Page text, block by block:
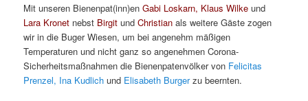
Mit unseren Bienenpat(inn)enGabi Loskarn, Klaus Wilke und
Lara Kronet nebst Birgit undChristian als weitere Gäste zogen
wir in die Buger Wiesen, um bei angenehm mäßigen
Temperaturen und nicht ganz so angenehmen Corona-
Sicherheitsmaßnahmen die Bienenpatenvölker von Felicitas
Prenzel, Ina Kudlich und Elisabeth Burgerzu beernten.